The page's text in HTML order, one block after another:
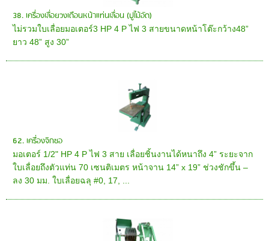
38. เครื่องเลื่อยวงเดือนหน้าแท่นเลื่อน (ปูไม้อัด)
ไม่รวมใบเลื่อยมอเตอร์3 HP 4 P ไฟ 3 สายขนาดหน้าโต๊ะกว้าง48”
ยาว 48” สูง 30”
62. เครื่องจิกซอ
มอเตอร์ 1/2" HP 4 P ไฟ 3 สาย เลื่อยชิ้นงานได้หนาถึง 4” ระยะจาก
ใบเลื่อยถึงตัวแท่น 70 เซนติเมตร หน้าจาน 14” x 19” ช่วงชักขึ้น –
ลง 30 มม. ใบเลื่อยฉลุ #0, 17, ...